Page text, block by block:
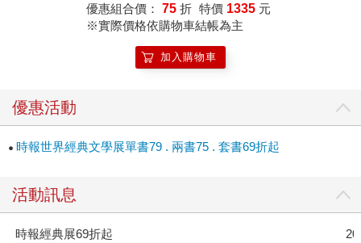
優惠組合價： 75 折 特價 1335 元
※實際價格依購物車結帳為主
加入購物車
優惠活動
時報世界經典文學展單書79 . 兩書75 . 套書69折起
活動訊息
時報經典展69折起